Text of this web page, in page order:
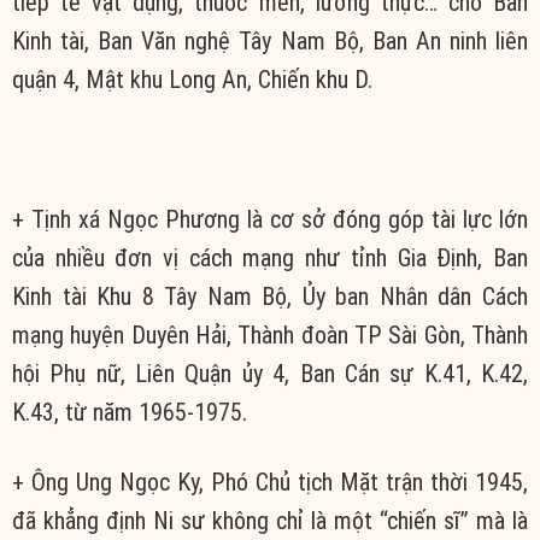
Kinh tài, Ban Văn nghệ Tây Nam Bộ, Ban An ninh liên
quận 4, Mật khu Long An, Chiến khu D.
+ Tịnh xá Ngọc Phương là cơ sở đóng góp tài lực lớn
của nhiều đơn vị cách mạng như tỉnh Gia Định, Ban
Kinh tài Khu 8 Tây Nam Bộ, Ủy ban Nhân dân Cách
mạng huyện Duyên Hải, Thành đoàn TP Sài Gòn, Thành
hội Phụ nữ, Liên Quận ủy 4, Ban Cán sự K.41, K.42,
K.43, từ năm 1965-1975.
+ Ông Ung Ngọc Ky, Phó Chủ tịch Mặt trận thời 1945,
đã khẳng định Ni sư không chỉ là một “chiến sĩ” mà là